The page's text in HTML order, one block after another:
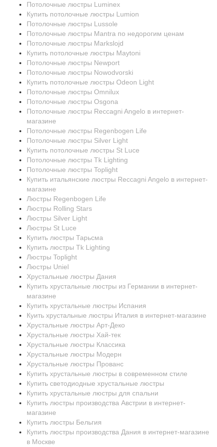
Потолочные люстры Luminex
Купить потолочные люстры Lumion
Потолочные люстры Lussole
Потолочные люстры Mantra по недорогим ценам
Потолочные люстры Markslojd
Купить потолочные люстры Maytoni
Потолочные люстры Newport
Потолочные люстры Nowodvorski
Купить потолочные люстры Odeon Light
Потолочные люстры Omnilux
Потолочные люстры Osgona
Потолочные люстры Reccagni Angelo в интернет-
магазине
Потолочные люстры Regenbogen Life
Потолочные люстры Silver Light
Купить потолочные люстры St Luce
Потолочные люстры Tk Lighting
Потолочные люстры Toplight
Купить итальянские люстры Reccagni Angelo в интернет-
магазине
Люстры Regenbogen Life
Люстры Rolling Stars
Люстры Silver Light
Люстры St Luce
Купить люстры Тарьсма
Купить люстры Tk Lighting
Люстры Toplight
Люстры Uniel
Хрустальные люстры Дания
Купить хрустальные люстры из Германии в интернет-
магазине
Купить хрустальные люстры Испания
Куить хрустальные люстры Италия в интернет-магазине
Хрустальные люстры Арт-Деко
Хрустальные люстры Хай-тек
Хрустальные люстры Классика
Хрустальные люстры Модерн
Хрустальные люстры Прованс
Купить хрустальные люстры в современном стиле
Купить светодиодные хрустальные люстры
Купить хрустальные люстры для спальни
Купить люстры производства Австрии в интернет-
магазине
Купить люстры Бельгия
Купить люстры производства Дания в интернет-магазине
в Москве